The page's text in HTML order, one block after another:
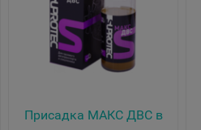
Присадка МАКС ДВС в